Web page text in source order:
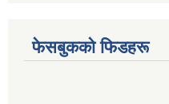
फेसबुकको फिडहरू